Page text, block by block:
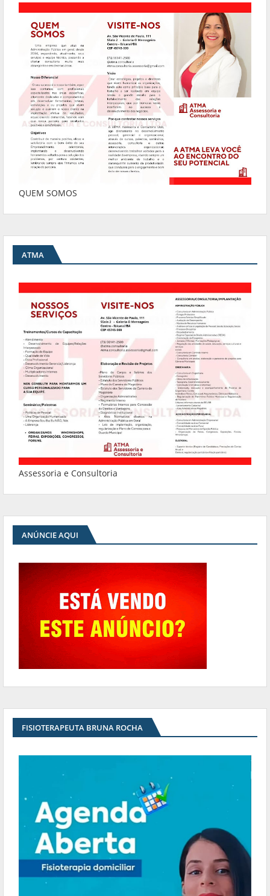
QUEM SOMOS
ATMA
Assessoria e Consultoria
ANÚNCIE AQUI
FISIOTERAPEUTA BRUNA ROCHA